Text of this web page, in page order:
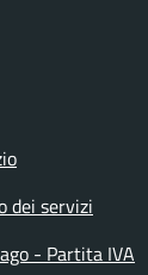
dei servizi
- Partita IVA